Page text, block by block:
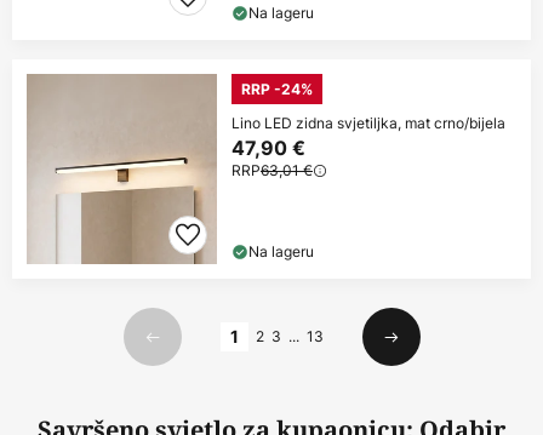
Na lageru
RRP -24%
Lino LED zidna svjetiljka, mat crno/bijela
47,90 €
RRP63,01 €
Na lageru
Prethodno
1 2 3 ... 13
Sljedeći